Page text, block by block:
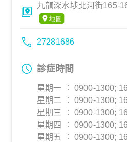
九龍深水埗北河街165-
27281686
診症時間
星期一 ︰ 0900-1300;
星期二 ︰ 0900-1300;
星期三 ︰ 0900-1300;
星期四 ︰ 0900-1300;
星期五 ︰ 0900-1300;